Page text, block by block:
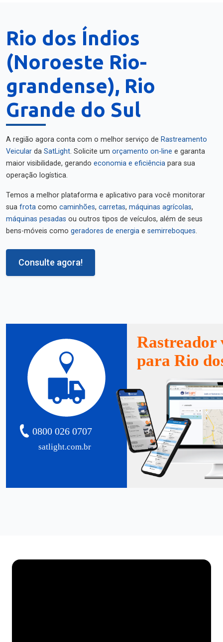
Rio dos Índios
(Noroeste Rio-
grandense), Rio
Grande do Sul
A região agora conta com o melhor serviço de Rastreamento
Veicular da SatLight. Solicite um orçamento on-line e garanta
maior visibilidade, gerando economia e eficiência para sua
operação logística.
Temos a melhor plataforma e aplicativo para você monitorar
sua frota como caminhões, carretas, máquinas agrícolas,
máquinas pesadas ou outros tipos de veículos, além de seus
bens-móveis como geradores de energia e semirreboques.
Consulte agora!
satlight.com.br
0800 026 0707
Rastreador
para Rio